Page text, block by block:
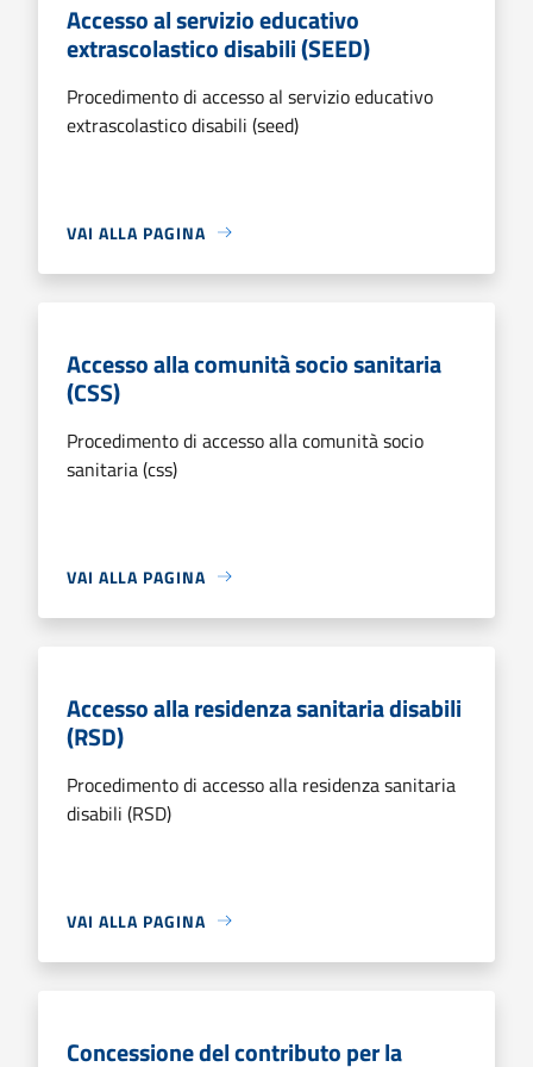
Accesso al servizio educativo
extrascolastico disabili (SEED)
Procedimento di accesso al servizio educativo
extrascolastico disabili (seed)
VAI ALLA PAGINA
Accesso alla comunità socio sanitaria
(CSS)
Procedimento di accesso alla comunità socio
sanitaria (css)
VAI ALLA PAGINA
Accesso alla residenza sanitaria disabili
(RSD)
Procedimento di accesso alla residenza sanitaria
disabili (RSD)
VAI ALLA PAGINA
Concessione del contributo per la